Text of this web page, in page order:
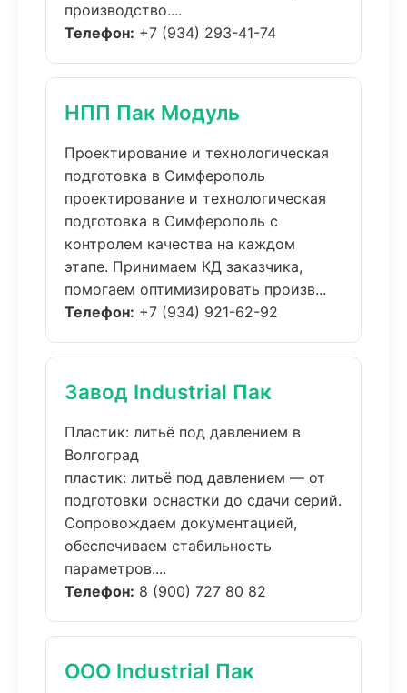
производство....
Телефон: +7 (934) 293-41-74
НПП Пак Модуль
Проектирование и технологическая
подготовка в Симферополь
проектирование и технологическая
подготовка в Симферополь с
контролем качества на каждом
этапе. Принимаем КД заказчика,
помогаем оптимизировать произв...
Телефон: +7 (934) 921-62-92
Завод Industrial Пак
Пластик: литьё под давлением в
Волгоград
пластик: литьё под давлением — от
подготовки оснастки до сдачи серий.
Сопровождаем документацией,
обеспечиваем стабильность
параметров....
Телефон: 8 (900) 727 80 82
ООО Industrial Пак